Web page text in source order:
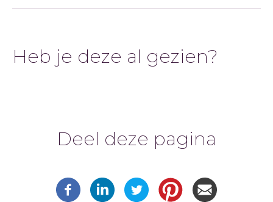
Heb je deze al gezien?
Deel deze pagina